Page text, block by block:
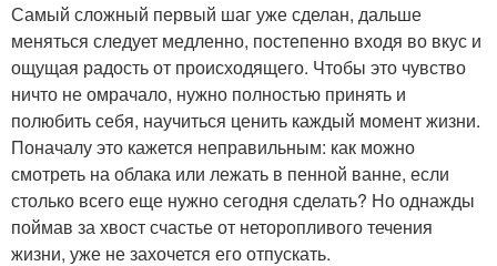
Самый сложный первый шаг уже сделан, дальше
меняться следует медленно, постепенно входя во вкус и
ощущая радость от происходящего. Чтобы это чувство
ничто не омрачало, нужно полностью принять и
полюбить себя, научиться ценить каждый момент жизни.
Поначалу это кажется неправильным: как можно
смотреть на облака или лежать в пенной ванне, если
столько всего еще нужно сегодня сделать? Но однажды
поймав за хвост счастье от неторопливого течения
жизни, уже не захочется его отпускать.